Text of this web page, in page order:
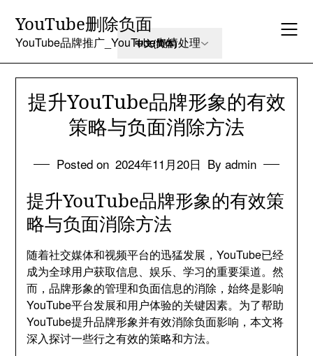
content
YouTube删除负面
YouTube品牌推广_YouTube舆情处理
提升YouTube品牌形象的有效
策略与负面消除方法
Posted on 2024年11月20日 By admin
提升YouTube品牌形象的有效策
略与负面消除方法
随着社交媒体和视频平台的迅猛发展，YouTube已经
成为全球用户获取信息、娱乐、学习的重要渠道。然
而，品牌形象的管理和负面信息的消除，始终是影响
YouTube平台发展和用户体验的关键因素。为了帮助
YouTube提升品牌形象并有效消除负面影响，本文将
深入探讨一些行之有效的策略和方法。